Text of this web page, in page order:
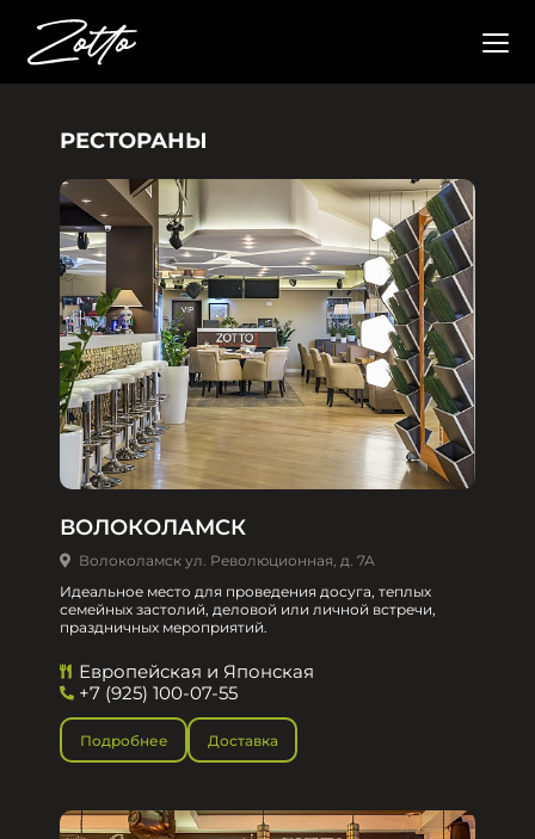
РЕСТОРАНЫ
ВОЛОКОЛАМСК
Волоколамск ул. Революционная, д. 7А
Идеальное место для проведения досуга, теплых
семейных застолий, деловой или личной встречи,
праздничных мероприятий.
Европейская и Японская
+7 (925) 100-07-55
Подробнее Доставка